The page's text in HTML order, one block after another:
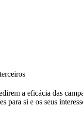
a eficácia das
para si e os seus